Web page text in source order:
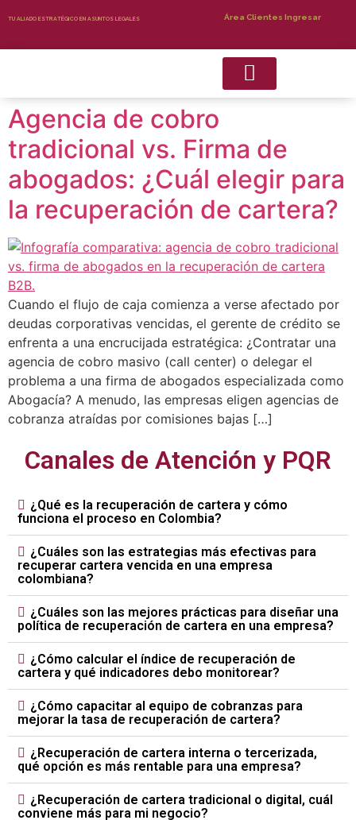
TU ALIADO ESTRATÉGICO EN ASUNTOS LEGALES Área Clientes Ingresar
Agencia de cobro
tradicional vs. Firma de
abogados: ¿Cuál elegir para
la recuperación de cartera?
Cuando el flujo de caja comienza a verse afectado por
deudas corporativas vencidas, el gerente de crédito se
enfrenta a una encrucijada estratégica: ¿Contratar una
agencia de cobro masivo (call center) o delegar el
problema a una firma de abogados especializada como
Abogacía? A menudo, las empresas eligen agencias de
cobranza atraídas por comisiones bajas […]
Canales de Atención y PQR
¿Qué es la recuperación de cartera y cómo
funciona el proceso en Colombia?
¿Cuáles son las estrategias más efectivas para
recuperar cartera vencida en una empresa
colombiana?
¿Cuáles son las mejores prácticas para diseñar una
política de recuperación de cartera en una empresa?
¿Cómo calcular el índice de recuperación de
cartera y qué indicadores debo monitorear?
¿Cómo capacitar al equipo de cobranzas para
mejorar la tasa de recuperación de cartera?
¿Recuperación de cartera interna o tercerizada,
qué opción es más rentable para una empresa?
¿Recuperación de cartera tradicional o digital, cuál
conviene más para mi negocio?